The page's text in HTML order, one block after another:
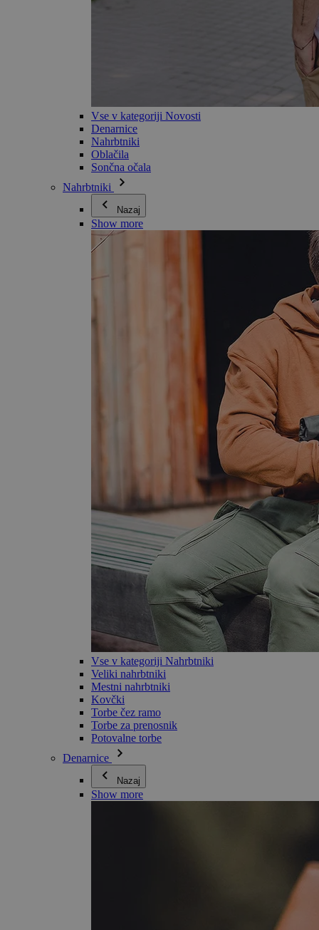
Vse v kategoriji Novosti
Denarnice
Nahrbtniki
Oblačila
Sončna očala
Nahrbtniki
Nazaj
Show more
Vse v kategoriji Nahrbtniki
Veliki nahrbtniki
Mestni nahrbtniki
Kovčki
Torbe čez ramo
Torbe za prenosnik
Potovalne torbe
Denarnice
Nazaj
Show more